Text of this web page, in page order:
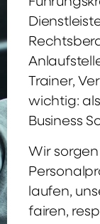
Trainer,
wichtig: als
Business
Wir
laufen,
fairen,